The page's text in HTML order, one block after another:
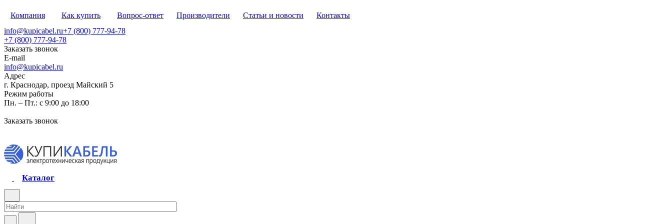
Компания Как купить Вопрос-ответ Производители Статьи и новости
Контакты
info@kupicabel.ru+7 (800) 777-94-78
+7 (800) 777-94-78
Заказать звонок
E-mail
info@kupicabel.ru
Адрес
г. Краснодар, проезд Майский 5
Режим работы
Пн. – Пт.: с 9:00 до 18:00
Заказать звонок
Каталог